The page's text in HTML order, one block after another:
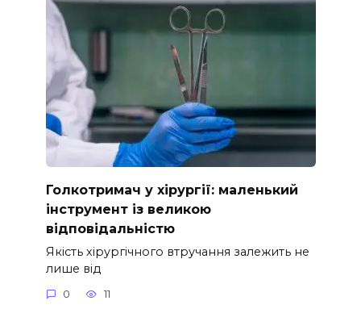
Голкотримач у хірургії: маленький
інструмент із великою
відповідальністю
Якість хірургічного втручання залежить не
лише від
0 11